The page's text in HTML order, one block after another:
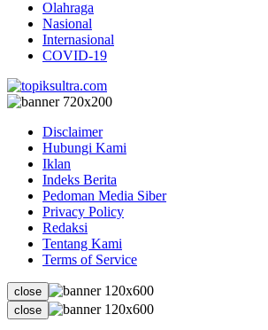
Olahraga
Nasional
Internasional
COVID-19
Disclaimer
Hubungi Kami
Iklan
Indeks Berita
Pedoman Media Siber
Privacy Policy
Redaksi
Tentang Kami
Terms of Service
close
close